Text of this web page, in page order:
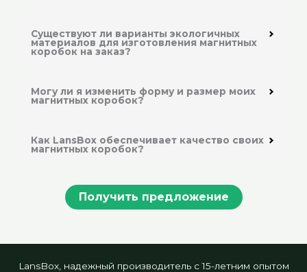
Существуют ли варианты экологичных
материалов для изготовления магнитных
коробок на заказ?
Могу ли я изменить форму и размер моих
магнитных коробок?
Как LansBox обеспечивает качество своих
магнитных коробок?
Получить предложение
LansBox, надежный производитель с 15-летним опытом